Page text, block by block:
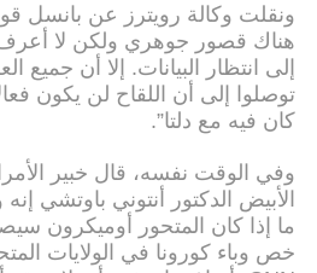
ونقلت وكالة رويترز عن بانسل
هناك قصور جوهري ولكن لا أعرف
إلى انتظار البيانات. إلا أن جميع
توصلوا إلى أن اللقاح لن يكون
كان فيه مع دلتا”.
وفي الوقت نفسه، قال خبير
الأبيض الدكتور أنتوني باوتشي
ما إذا كان المتحور أوميكرون
خص وباء كورونا في الولايات